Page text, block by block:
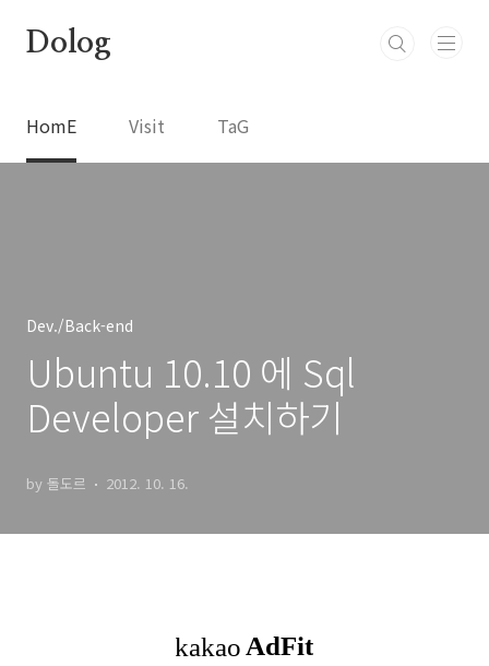
Dolog
HomE Visit TaG
Dev./Back-end
Ubuntu 10.10 에 Sql
Developer 설치하기
by 돌도르 2012. 10. 16.